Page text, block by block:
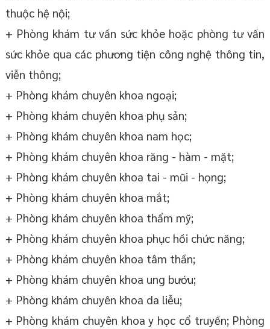
thuộc hệ nội;
+ Phòng khám tư vấn sức khỏe hoặc phòng tư vấn
sức khỏe qua các phương tiện công nghệ thông tin,
viễn thông;
+ Phòng khám chuyên khoa ngoại;
+ Phòng khám chuyên khoa phụ sản;
+ Phòng khám chuyên khoa nam học;
+ Phòng khám chuyên khoa răng - hàm - mặt;
+ Phòng khám chuyên khoa tai - mũi - họng;
+ Phòng khám chuyên khoa mắt;
+ Phòng khám chuyên khoa thẩm mỹ;
+ Phòng khám chuyên khoa phục hồi chức năng;
+ Phòng khám chuyên khoa tâm thần;
+ Phòng khám chuyên khoa ung bướu;
+ Phòng khám chuyên khoa da liễu;
+ Phòng khám chuyên khoa y học cổ truyền; Phòng